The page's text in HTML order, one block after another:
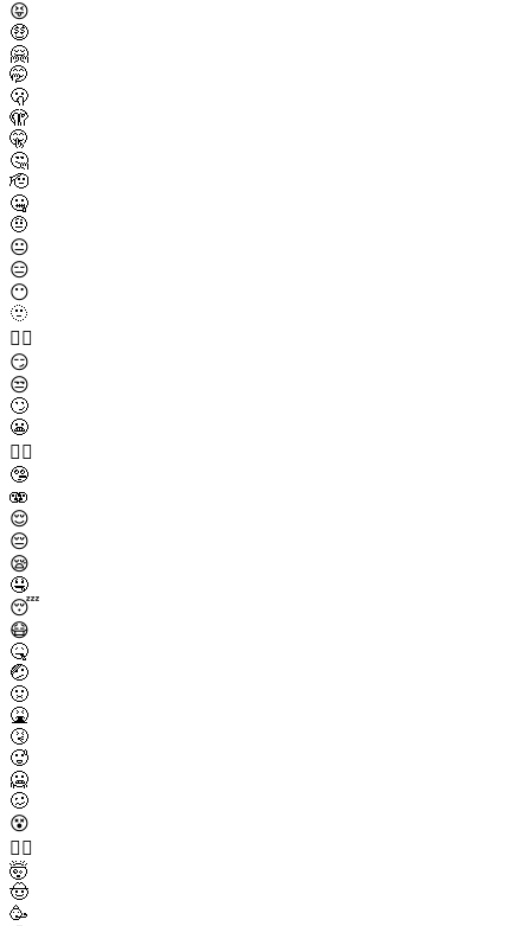
😝
🤑
🤗
🤭
🫢
🫣
🤫
🤔
🫡
🤐
🤨
😐
😑
😶
🫥
😶‍🌫️
😏
😒
🙄
😬
😮‍💨
🤥
🫨
😌
😔
😪
🤤
😴
😷
🤒
🤕
🤢
🤮
🤧
🥵
🥶
🥴
😵
😵‍💫
🤯
🤠
🥳